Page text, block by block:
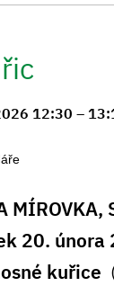
12:30 –
20. února
kuřice